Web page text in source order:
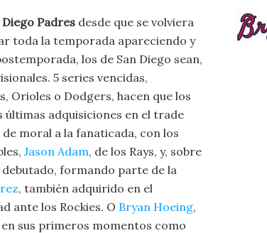
Diego Padres desde que se volviera
toda la temporada apareciendo y
los de San Diego sean,
5 series vencidas,
Orioles o Dodgers, hacen que los
últimas adquisiciones en el trade
moral a la fanaticada, con los
Jason Adam, de los Rays, y, sobre
debutado, formando parte de la
, también adquirido en el
ante los Rockies. O Bryan Hoeing,
sus primeros momentos como